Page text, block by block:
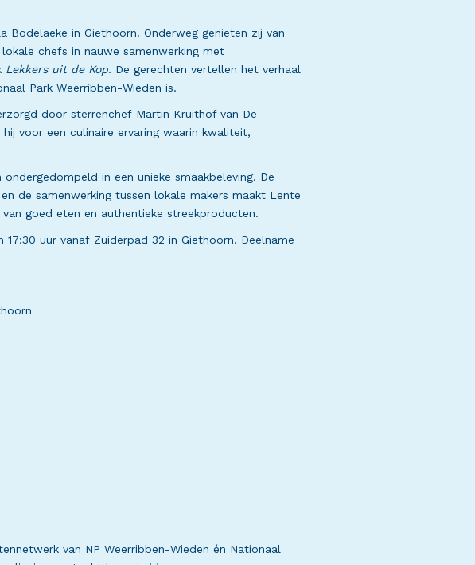
Bodelaeke in Giethoorn. Onderweg genieten zij van
chefs in nauwe samenwerking met
Lekkers uit de Kop. De gerechten vertellen het verhaal
Park Weerribben-Wieden is.
door sterrenchef Martin Kruithof van De
voor een culinaire ervaring waarin kwaliteit,
in een unieke smaakbeleving. De
de samenwerking tussen lokale makers maakt Lente
goed eten en authentieke streekproducten.
uur vanaf Zuiderpad 32 in Giethoorn. Deelname
van NP Weerribben-Wieden én Nationaal